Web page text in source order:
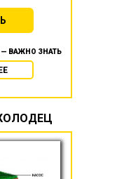
ВАЖНО ЗНАТЬ